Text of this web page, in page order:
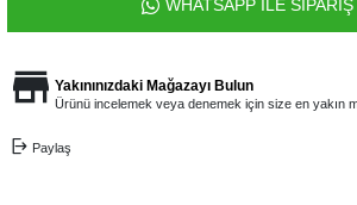
WHATSAPP İLE SİPARİŞ
Yakınınızdaki Mağazayı Bulun
Ürünü incelemek veya denemek için size en yakın
Paylaş